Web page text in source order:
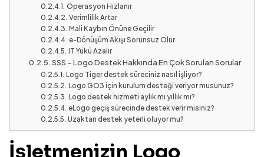
Operasyon Hızlanır
Verimlilik Artar
Mali Kaybın Önüne Geçilir
e-Dönüşüm Akışı Sorunsuz Olur
IT Yükü Azalır
SSS – Logo Destek Hakkında En Çok Sorulan Sorular
Logo Tiger destek süreciniz nasıl işliyor?
Logo GO3 için kurulum desteği veriyor musunuz?
Logo destek hizmeti aylık mı yıllık mı?
eLogo geçiş sürecinde destek verir misiniz?
Uzaktan destek yeterli oluyor mu?
İşletmenizin Logo